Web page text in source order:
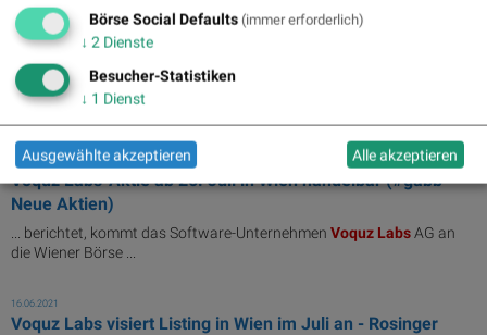
22.07.2021
Voquz Labs-Börsenlisting - Referenzkurs liegt bei 40,0
Euro
Die Voquz LabsAG mit Sitz in Berlin ... der Hauptaktionär der
Gesellschaft, dieVOQUZ
21.07.2021
Voquz Labs-Aktie ab 26. Juli in Wien handelbar (#gabb
Neue Aktien)
... berichtet, kommt das Software-Unternehmen Voquz LabsAG an
die Wiener Börse ...
16.06.2021
Voquz Labs visiert Listing in Wien im Juli an - Rosinger
Börse Social Defaults (immer erforderlich)
↓ 2 Dienste
Besucher-Statistiken
↓ 1 Dienst
Ausgewählte akzeptieren Alle akzeptieren